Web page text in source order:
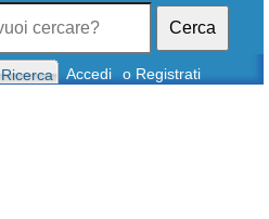
Cerca
Ricerca Accedi o Registrati